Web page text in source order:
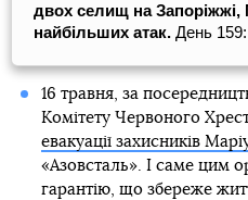
двох селищ на Запоріжжі,
найбільших атак. День
16 травня, за
Комітету Червоного
евакуації захисників
«Азовсталь». І саме цим
гарантію, що збереже